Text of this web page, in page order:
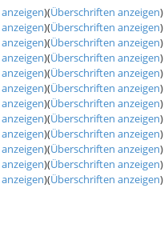
)(Überschriften anzeigen)
)(Überschriften anzeigen)
)(Überschriften anzeigen)
)(Überschriften anzeigen)
)(Überschriften anzeigen)
)(Überschriften anzeigen)
)(Überschriften anzeigen)
)(Überschriften anzeigen)
)(Überschriften anzeigen)
)(Überschriften anzeigen)
)(Überschriften anzeigen)
)(Überschriften anzeigen)